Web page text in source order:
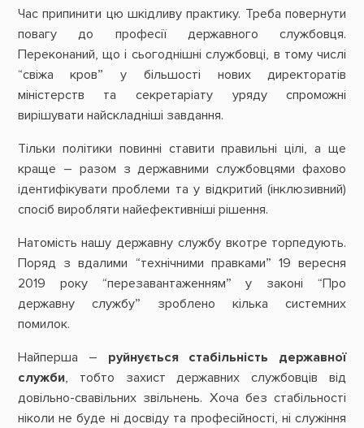
Час припинити цю шкідливу практику. Треба повернути
повагу до професії державного службовця.
Переконаний, що і сьогоднішні службовці, в тому числі
“свіжа кров” у більшості нових директоратів
міністерств та секретаріату уряду спроможні
вирішувати найскладніші завдання.
Тільки політики повинні ставити правильні цілі, а ще
краще – разом з державними службовцями фахово
ідентифікувати проблеми та у відкритий (інклюзивний)
спосіб виробляти найефективніші рішення.
Натомість нашу державну службу вкотре торпедують.
Поряд з вдалими “технічними правками” 19 вересня
2019 року “перезавантаженням” у законі “Про
державну службу” зроблено кілька системних
помилок.
Найперша – руйнується стабільність державної
служби, тобто захист державних службовців від
довільно-свавільних звільнень. Хоча без стабільності
ніколи не буде ні досвіду та професійності, ні служіння